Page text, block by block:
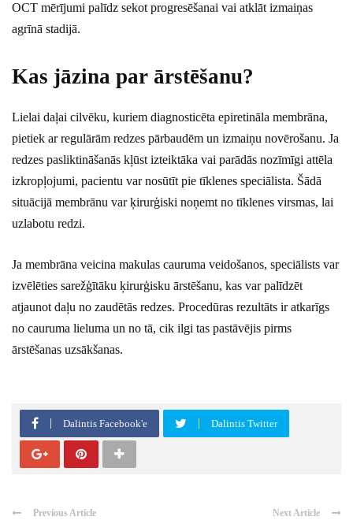
OCT mērījumi palīdz sekot progresēšanai vai atklāt izmaiņas
agrīnā stadijā.
Kas jāzina par ārstēšanu?
Lielai daļai cilvēku, kuriem diagnosticēta epiretināla membrāna,
pietiek ar regulārām redzes pārbaudēm un izmaiņu novērošanu. Ja
redzes pasliktināšanās kļūst izteiktāka vai parādās nozīmīgi attēla
izkropļojumi, pacientu var nosūtīt pie tīklenes speciālista. Šādā
situācijā membrānu var ķirurģiski noņemt no tīklenes virsmas, lai
uzlabotu redzi.
Ja membrāna veicina makulas cauruma veidošanos, speciālists var
izvēlēties sarežģītāku ķirurģisku ārstēšanu, kas var palīdzēt
atjaunot daļu no zaudētās redzes. Procedūras rezultāts ir atkarīgs
no cauruma lieluma un no tā, cik ilgi tas pastāvējis pirms
ārstēšanas uzsākšanas.
Dalintis Facebook'e Dalintis Twitter
Previous Article Next Article